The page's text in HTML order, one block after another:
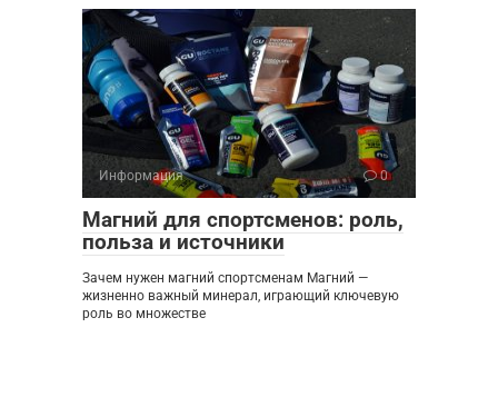
Информация 0
Магний для спортсменов: роль,
польза и источники
Зачем нужен магний спортсменам Магний —
жизненно важный минерал, играющий ключевую
роль во множестве